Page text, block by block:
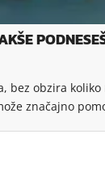
bez obzira
značajno